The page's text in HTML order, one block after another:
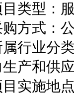
类型：
购方式：
属行业分
生产和供
实施地